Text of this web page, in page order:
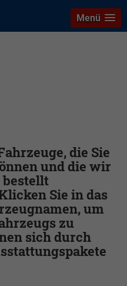
Menü
die Sie
und die wir
Sie in das
um
zu
sich durch